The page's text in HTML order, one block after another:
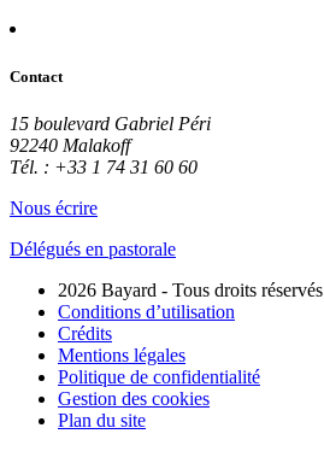
Contact
15 boulevard Gabriel Péri
92240 Malakoff
Tél. : +33 1 74 31 60 60
Nous écrire
Délégués en pastorale
2026 Bayard - Tous droits réservés
Conditions d’utilisation
Crédits
Mentions légales
Politique de confidentialité
Gestion des cookies
Plan du site